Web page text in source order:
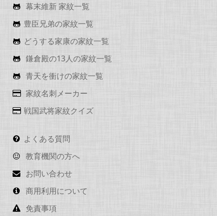
幕末維新 家紋一覧
豊臣兄弟の家紋一覧
どうする家康の家紋一覧
鎌倉殿の13人の家紋一覧
青天を衝けの家紋一覧
家紋名刺メーカー
戦国武将家紋クイズ
よくある質問
教育機関の方へ
お問い合わせ
商用利用について
免責事項